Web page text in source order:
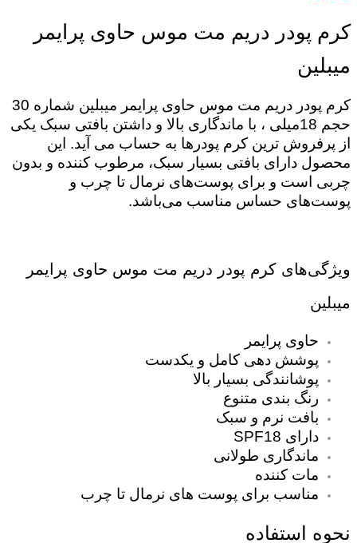
کرم پودر دریم مت موس حاوی پرایمر
میبلین
کرم پودر دریم مت موس حاوی پرایمر میبلین شماره 30
حجم 18میلی ، با ماندگاری بالا و داشتن بافتی سبک یکی
از پرفروش ترین کرم پودرها به حساب می آید. این
محصول دارای بافتی بسیار سبک، مرطوب کننده و بدون
چربی است و برای پوست‌های نرمال تا چرب و
پوست‌های حساس مناسب می‌باشد.
ویژگی‌های کرم پودر دریم مت موس حاوی پرایمر
میبلین
حاوی پرایمر
پوشش دهی کامل و یکدست
پوشانندگی بسیار بالا
رنگ بندی متنوع
بافت نرم و سبک
دارای SPF18
ماندگاری طولانی
مات کننده
مناسب برای پوست های نرمال تا چرب
نحوه استفاده